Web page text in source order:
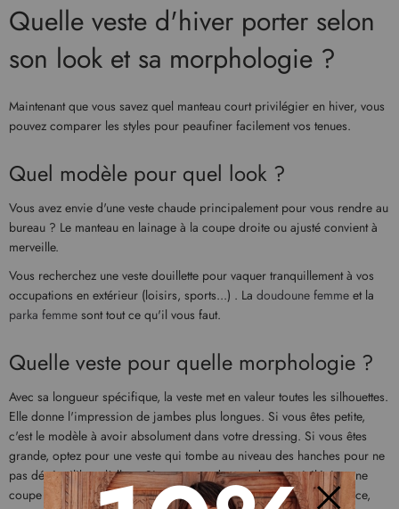
Quelle veste d'hiver porter selon
son look et sa morphologie ?
Maintenant que vous savez quel manteau court privilégier en hiver, vous
pouvez comparer les styles pour peaufiner facilement vos tenues.
Quel modèle pour quel look ?
Vous avez envie d'une veste chaude principalement pour vous rendre au
bureau ? Le manteau en lainage à la coupe droite ou ajusté convient à
merveille.
Vous recherchez une veste douillette pour vaquer tranquillement à vos
occupations en extérieur (loisirs, sports...) . La doudoune femme et la
parka femme sont tout ce qu'il vous faut.
Quelle veste pour quelle morphologie ?
Avec sa longueur spécifique, la veste met en valeur toutes les silhouettes.
Elle donne l'impression de jambes plus longues. Si vous êtes petite,
c'est le modèle à avoir absolument dans votre dressing. Si vous êtes
grande, optez pour une veste qui tombe au niveau des hanches pour ne
pas déséquilibrer l'allure. Si vous avez des rondeurs, privilégiez une
coupe droite qui ne va pas accentuer les formes. Si vous êtes mince,